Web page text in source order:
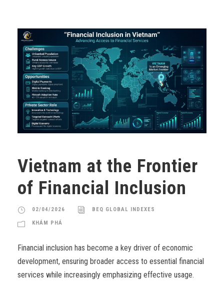
Vietnam at the Frontier
of Financial Inclusion
02/04/2026 BEQ GLOBAL INDEXES
KHÁM PHÁ
Financial inclusion has become a key driver of economic
development, ensuring broader access to essential financial
services while increasingly emphasizing effective usage.